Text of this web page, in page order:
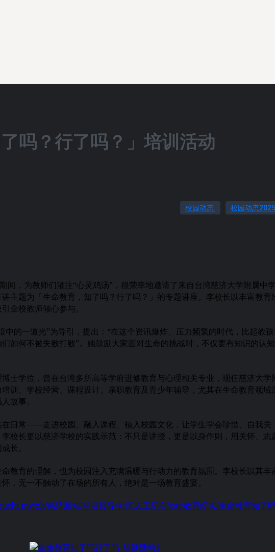
了吗？行了吗？」培训活动
校园动态 校园动态
间，为教师们灌注“心灵鸡汤”，很荣幸地邀请了来自台湾慈济大学附属中
主题为「生命教育，知了吗？行了吗？」的专题讲座。李校长以丰富教育
全校教师倾心参与。
中的一道光”为导引，提出：“在这个资讯爆炸、压力频繁的时代，比起教
如何不被失败打败”。她鼓励大家面对生命的挑战时，不仅要有知识的认
士学位，曾在台湾多所高等学府进修教育与心理相关专业，现任慈济大学
训、学校经营、课程设计、亲职教育及青少年辅导，尤其在生命教育领域
故事。
日常——走进校园、融入课程、植入校园文化，让学生学会珍惜、自我关
校长更以慈济学校的实践示范：不只是讲授，更是以身作则，用关怀、志
长。
教育的理解，也为校园注入充满温暖与行动力的教育氛围。李校长以其丰
，无一不触动了在场的所有人，绝对是一场教育盛宴。
zh/慈济新知/慈济报导/社区志工纪实/cat/教育纪实/生命教育知了